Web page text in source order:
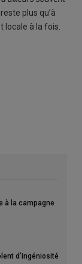
reste plus qu’à
locale à la fois.
à la campagne
d'ingéniosité